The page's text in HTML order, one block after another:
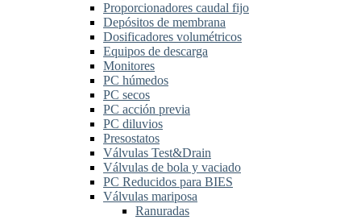
Proporcionadores caudal fijo
Depósitos de membrana
Dosificadores volumétricos
Equipos de descarga
Monitores
PC húmedos
PC secos
PC acción previa
PC diluvios
Presostatos
Válvulas Test&Drain
Válvulas de bola y vaciado
PC Reducidos para BIES
Válvulas mariposa
Ranuradas